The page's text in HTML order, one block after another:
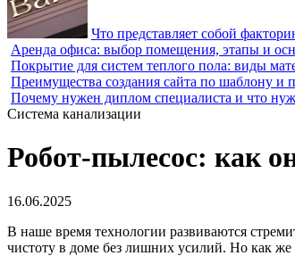
Что представляет собой
Аренда офиса: выбор помещения, этапы и
Покрытие для систем теплого пола: виды
Преимущества создания сайта по шаблону и
Почему нужен диплом специалиста и что
Система канализации
Робот-пылесос: как
16.06.2025
В наше время технологии развиваются
чистоту в доме без лишних усилий. Но как же